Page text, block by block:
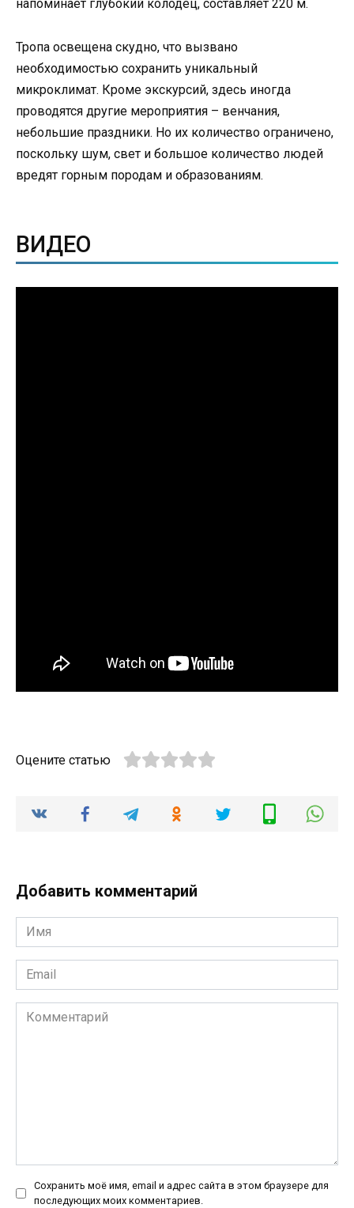
напоминает глубокий колодец, составляет 220 м.
Тропа освещена скудно, что вызвано
необходимостью сохранить уникальный
микроклимат. Кроме экскурсий, здесь иногда
проводятся другие мероприятия – венчания,
небольшие праздники. Но их количество ограничено,
поскольку шум, свет и большое количество людей
вредят горным породам и образованиям.
ВИДЕО
Оцените статью
Добавить комментарий
Имя
*
Email
*
Комментарий
Сохранить моё имя, email и адрес сайта в этом браузере для
последующих моих комментариев.